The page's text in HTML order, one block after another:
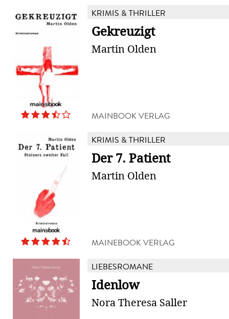
KRIMIS & THRILLER
Gekreuzigt
Martin Olden
MAINBOOK VERLAG
KRIMIS & THRILLER
Der 7. Patient
Martin Olden
MAINEBOOK VERLAG
LIEBESROMANE
Idenlow
Nora Theresa Saller